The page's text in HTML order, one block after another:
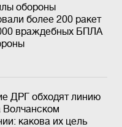
обороны
более 200 ракет
враждебных БПЛА
ДРГ обходят линию
Волчанском
какова их цель